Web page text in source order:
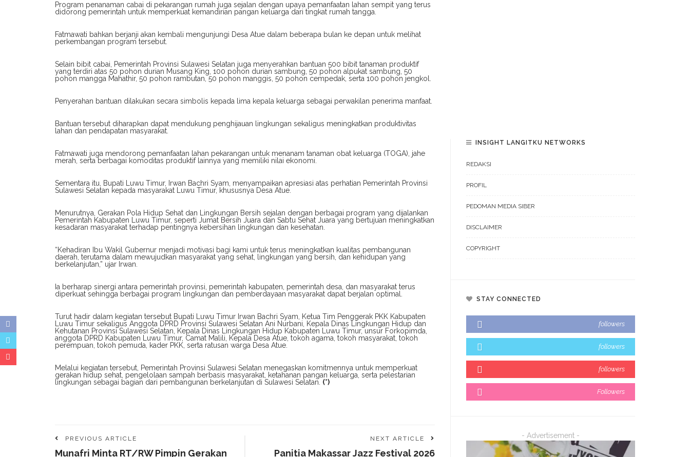
Program penanaman cabai di pekarangan rumah juga sejalan dengan upaya pemanfaatan lahan sempit yang terus
didorong pemerintah untuk memperkuat kemandirian pangan keluarga dari tingkat rumah tangga.
Fatmawati bahkan berjanji akan kembali mengunjungi Desa Atue dalam beberapa bulan ke depan untuk melihat
perkembangan program tersebut.
Selain bibit cabai, Pemerintah Provinsi Sulawesi Selatan juga menyerahkan bantuan 500 bibit tanaman produktif
yang terdiri atas 50 pohon durian Musang King, 100 pohon durian sambung, 50 pohon alpukat sambung, 50
pohon mangga Mahathir, 50 pohon rambutan, 50 pohon manggis, 50 pohon cempedak, serta 100 pohon jengkol.
Penyerahan bantuan dilakukan secara simbolis kepada lima kepala keluarga sebagai perwakilan penerima manfaat.
Bantuan tersebut diharapkan dapat mendukung penghijauan lingkungan sekaligus meningkatkan produktivitas
lahan dan pendapatan masyarakat.
Fatmawati juga mendorong pemanfaatan lahan pekarangan untuk menanam tanaman obat keluarga (TOGA), jahe
merah, serta berbagai komoditas produktif lainnya yang memiliki nilai ekonomi.
Sementara itu, Bupati Luwu Timur, Irwan Bachri Syam, menyampaikan apresiasi atas perhatian Pemerintah Provinsi
Sulawesi Selatan kepada masyarakat Luwu Timur, khususnya Desa Atue.
Menurutnya, Gerakan Pola Hidup Sehat dan Lingkungan Bersih sejalan dengan berbagai program yang dijalankan
Pemerintah Kabupaten Luwu Timur, seperti Jumat Bersih Juara dan Sabtu Sehat Juara yang bertujuan meningkatkan
kesadaran masyarakat terhadap pentingnya kebersihan lingkungan dan kesehatan.
“Kehadiran Ibu Wakil Gubernur menjadi motivasi bagi kami untuk terus meningkatkan kualitas pembangunan
daerah, terutama dalam mewujudkan masyarakat yang sehat, lingkungan yang bersih, dan kehidupan yang
berkelanjutan,” ujar Irwan.
Ia berharap sinergi antara pemerintah provinsi, pemerintah kabupaten, pemerintah desa, dan masyarakat terus
diperkuat sehingga berbagai program lingkungan dan pemberdayaan masyarakat dapat berjalan optimal.
Turut hadir dalam kegiatan tersebut Bupati Luwu Timur Irwan Bachri Syam, Ketua Tim Penggerak PKK Kabupaten
Luwu Timur sekaligus Anggota DPRD Provinsi Sulawesi Selatan Ani Nurbani, Kepala Dinas Lingkungan Hidup dan
Kehutanan Provinsi Sulawesi Selatan, Kepala Dinas Lingkungan Hidup Kabupaten Luwu Timur, unsur Forkopimda,
anggota DPRD Kabupaten Luwu Timur, Camat Malili, Kepala Desa Atue, tokoh agama, tokoh masyarakat, tokoh
perempuan, tokoh pemuda, kader PKK, serta ratusan warga Desa Atue.
Melalui kegiatan tersebut, Pemerintah Provinsi Sulawesi Selatan menegaskan komitmennya untuk memperkuat
gerakan hidup sehat, pengelolaan sampah berbasis masyarakat, ketahanan pangan keluarga, serta pelestarian
lingkungan sebagai bagian dari pembangunan berkelanjutan di Sulawesi Selatan. (*)
PREVIOUS ARTICLE
Munafri Minta RT/RW Pimpin Gerakan
NEXT ARTICLE
Panitia Makassar Jazz Festival 2026
INSIGHT LANGITKU NETWORKS
REDAKSI
PROFIL
PEDOMAN MEDIA SIBER
DISCLAIMER
COPYRIGHT
STAY CONNECTED
followers
followers
followers
Followers
- Advertisement -